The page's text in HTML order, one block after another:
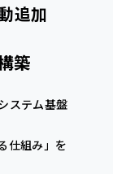
追加
築
ステム基盤
仕組み」を